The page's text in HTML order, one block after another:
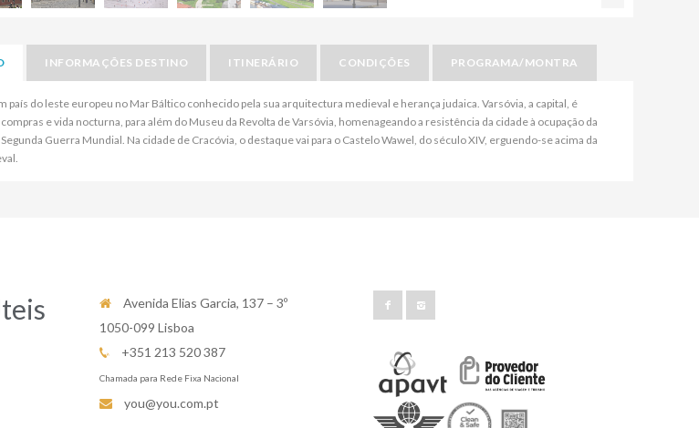
INFORMAÇÕES DESTINO ITINERÁRIO CONDIÇÕES PROGRAMA/MONTRA
país do leste europeu no Mar Báltico conhecido pela sua arquitectura medieval e herança judaica. Varsóvia, a capital, é
e vida nocturna, para além do Museu da Revolta de Varsóvia, homenageando a resistência da cidade à ocupação da
Guerra Mundial. Na cidade de Cracóvia, o destaque vai para o Castelo Wawel, do século XIV, erguendo-se acima da
Avenida Elias Garcia, 137 – 3º
1050-099 Lisboa
+351 213 520 387
Chamada para Rede Fixa Nacional
you@you.com.pt